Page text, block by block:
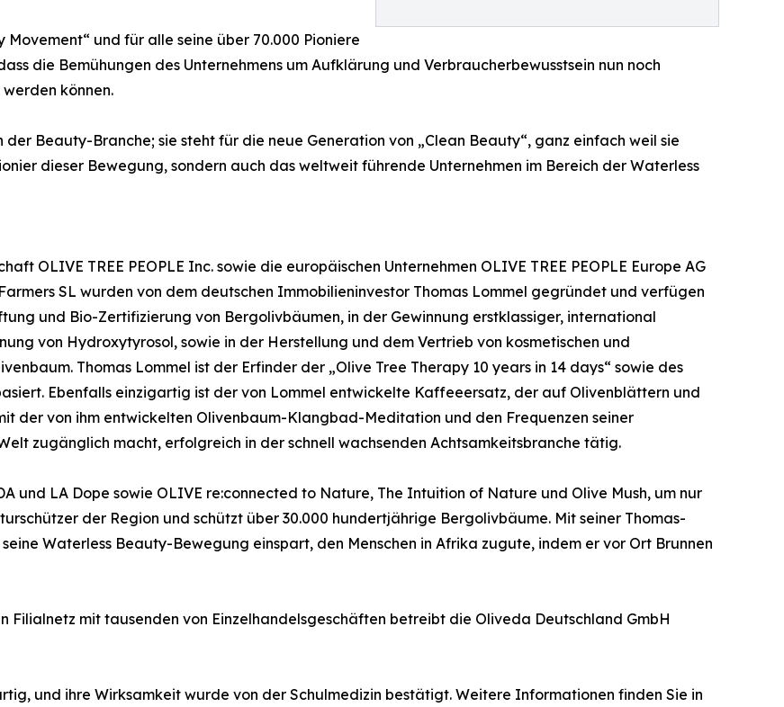
Movement“ und für alle seine über 70.000 Pioniere
die Bemühungen des Unternehmens um Aufklärung und Verbraucherbewusstsein nun noch
können.
Beauty-Branche; sie steht für die neue Generation von „Clean Beauty“, ganz einfach weil sie
dieser Bewegung, sondern auch das weltweit führende Unternehmen im Bereich der Waterless
OLIVE TREE PEOPLE Inc. sowie die europäischen Unternehmen OLIVE TREE PEOPLE Europe AG
SL wurden von dem deutschen Immobilieninvestor Thomas Lommel gegründet und verfügen
und Bio-Zertifizierung von Bergolivbäumen, in der Gewinnung erstklassiger, international
von Hydroxytyrosol, sowie in der Herstellung und dem Vertrieb von kosmetischen und
Thomas Lommel ist der Erfinder der „Olive Tree Therapy 10 years in 14 days“ sowie des
Ebenfalls einzigartig ist der von Lommel entwickelte Kaffeeersatz, der auf Olivenblättern und
der von ihm entwickelten Olivenbaum-Klangbad-Meditation und den Frequenzen seiner
zugänglich macht, erfolgreich in der schnell wachsenden Achtsamkeitsbranche tätig.
und LA Dope sowie OLIVE re:connected to Nature, The Intuition of Nature und Olive Mush, um nur
der Region und schützt über 30.000 hundertjährige Bergolivbäume. Mit seiner Thomas-
Waterless Beauty-Bewegung einspart, den Menschen in Afrika zugute, indem er vor Ort Brunnen
Filialnetz mit tausenden von Einzelhandelsgeschäften betreibt die Oliveda Deutschland GmbH
und ihre Wirksamkeit wurde von der Schulmedizin bestätigt. Weitere Informationen finden Sie in